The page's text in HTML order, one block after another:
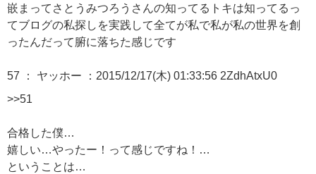
嵌まってさとうみつろうさんの知ってるトキは知ってるっ
てブログの私探しを実践して全てが私で私が私の世界を創
ったんだって腑に落ちた感じです
57 ： ヤッホー
：2015/12/17(木) 01:33:56 2ZdhAtxU0
>>51
合格した僕…
嬉しい…やったー！って感じですね！…
ということは…